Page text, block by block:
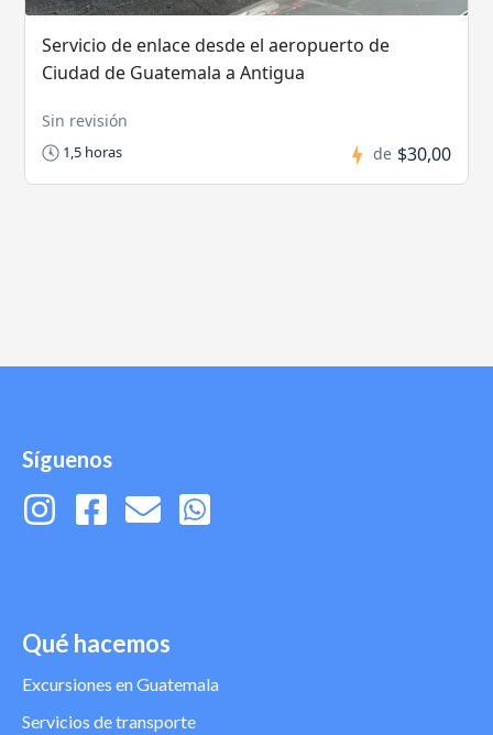
Servicio de enlace desde el aeropuerto de
Ciudad de Guatemala a Antigua
Sin revisión
1,5 horas de $30,00
Síguenos
Qué hacemos
Excursiones en Guatemala
Servicios de transporte